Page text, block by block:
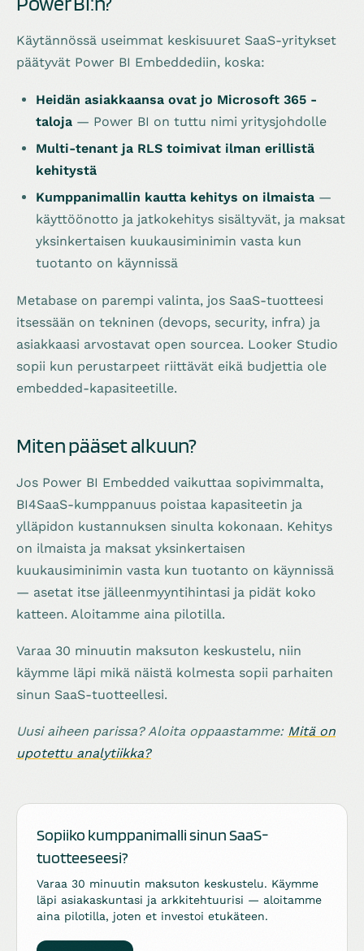
Käytännössä useimmat keskisuuret SaaS-yritykset
päätyvät Power BI Embeddediin, koska:
Heidän asiakkaansa ovat jo Microsoft 365 -
taloja — Power BI on tuttu nimi yritysjohdolle
Multi-tenant ja RLS toimivat ilman erillistä
kehitystä
Kumppanimallin kautta kehitys on ilmaista —
käyttöönotto ja jatkokehitys sisältyvät, ja maksat
yksinkertaisen kuukausiminimin vasta kun
tuotanto on käynnissä
Metabase on parempi valinta, jos SaaS-tuotteesi
itsessään on tekninen (devops, security, infra) ja
asiakkaasi arvostavat open sourcea. Looker Studio
sopii kun perustarpeet riittävät eikä budjettia ole
embedded-kapasiteetille.
Miten pääset alkuun?
Jos Power BI Embedded vaikuttaa sopivimmalta,
BI4SaaS-kumppanuus poistaa kapasiteetin ja
ylläpidon kustannuksen sinulta kokonaan. Kehitys
on ilmaista ja maksat yksinkertaisen
kuukausiminimin vasta kun tuotanto on käynnissä
— asetat itse jälleenmyyntihintasi ja pidät koko
katteen. Aloitamme aina pilotilla.
Varaa 30 minuutin maksuton keskustelu, niin
käymme läpi mikä näistä kolmesta sopii parhaiten
sinun SaaS-tuotteellesi.
Uusi aiheen parissa? Aloita oppaastamme: Mitä on
upotettu analytiikka?
Sopiiko kumppanimalli sinun SaaS-
tuotteeseesi?
Varaa 30 minuutin maksuton keskustelu. Käymme
läpi asiakaskuntasi ja arkkitehtuurisi — aloitamme
aina pilotilla, joten et investoi etukäteen.